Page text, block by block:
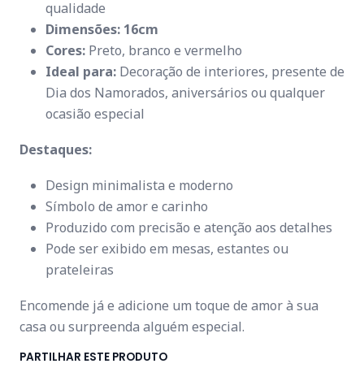
qualidade
Dimensões: 16cm
Cores: Preto, branco e vermelho
Ideal para: Decoração de interiores, presente de
Dia dos Namorados, aniversários ou qualquer
ocasião especial
Destaques:
Design minimalista e moderno
Símbolo de amor e carinho
Produzido com precisão e atenção aos detalhes
Pode ser exibido em mesas, estantes ou
prateleiras
Encomende já e adicione um toque de amor à sua
casa ou surpreenda alguém especial.
PARTILHAR ESTE PRODUTO